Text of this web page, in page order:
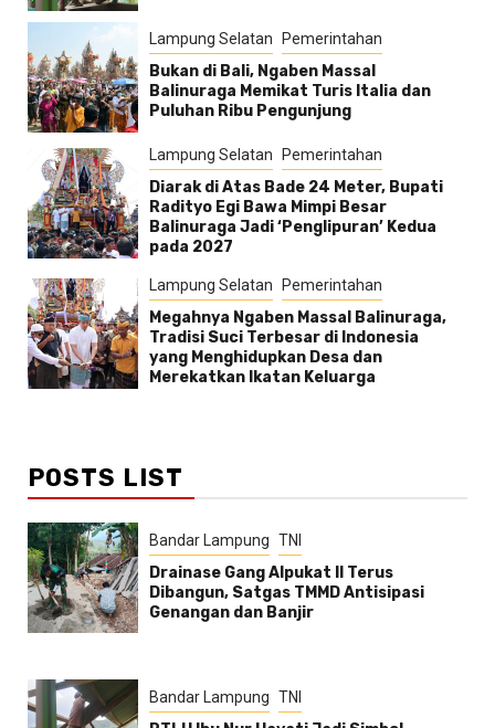
Lampung Selatan Pemerintahan
Bukan di Bali, Ngaben Massal
Balinuraga Memikat Turis Italia dan
Puluhan Ribu Pengunjung
Lampung Selatan Pemerintahan
Diarak di Atas Bade 24 Meter, Bupati
Radityo Egi Bawa Mimpi Besar
Balinuraga Jadi ‘Penglipuran’ Kedua
pada 2027
Lampung Selatan Pemerintahan
Megahnya Ngaben Massal Balinuraga,
Tradisi Suci Terbesar di Indonesia
yang Menghidupkan Desa dan
Merekatkan Ikatan Keluarga
POSTS LIST
Bandar Lampung TNI
Drainase Gang Alpukat II Terus
Dibangun, Satgas TMMD Antisipasi
Genangan dan Banjir
Bandar Lampung TNI